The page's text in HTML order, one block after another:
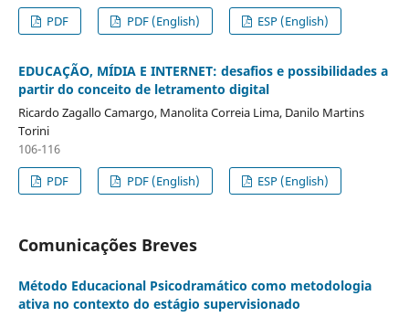
PDF
PDF (English) ESP (English)
EDUCAÇÃO, MÍDIA E INTERNET: desafios e possibilidades a
partir do conceito de letramento digital
Ricardo Zagallo Camargo, Manolita Correia Lima, Danilo Martins
Torini
106-116
PDF
PDF (English) ESP (English)
Comunicações Breves
Método Educacional Psicodramático como metodologia
ativa no contexto do estágio supervisionado